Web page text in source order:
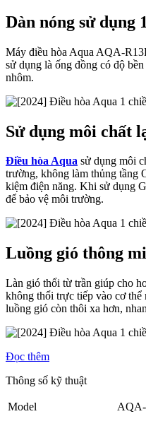
Dàn nóng sử dụng
Máy điều hòa Aqua AQA-
sử dụng là ống đồng có độ
nhôm.
Sử dụng môi chất
Điều hòa Aqua sử dụng môi
trường, không làm thủng tầng
kiệm điện năng. Khi sử dụng
để bảo vệ môi trường.
Luồng gió thông
Làn gió thổi từ trần giúp cho
không thổi trực tiếp vào cơ thể
luồng gió còn thôi xa hơn,
Đọc thêm
Thông số kỹ thuật
Model